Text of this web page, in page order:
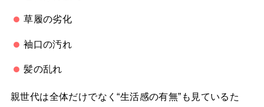
草履の劣化
袖口の汚れ
髪の乱れ
親世代は全体だけでなく“生活感の有無”も見ているた